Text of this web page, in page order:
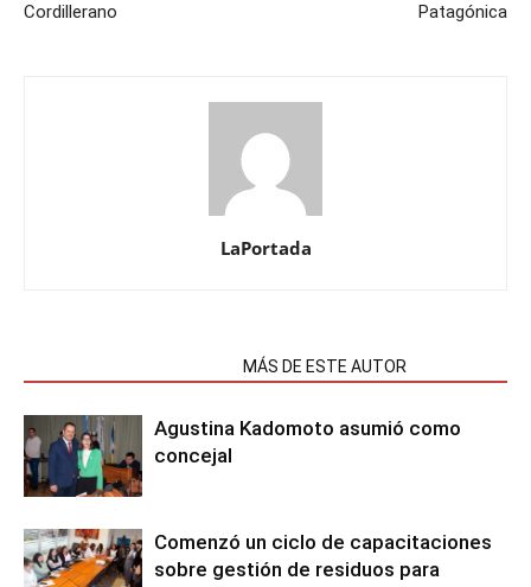
Cordillerano
Patagónica
LaPortada
MÁS DE ESTE AUTOR
Agustina Kadomoto asumió como
concejal
Comenzó un ciclo de capacitaciones
sobre gestión de residuos para